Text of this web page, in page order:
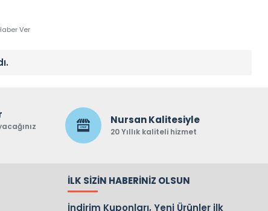
Ver
Nursan Kalitesiyle
20 Yıllık kaliteli hizmet
İLK SIZIN HABERINIZ OLSUN
İndirim Kuponları, Yeni Ürünler ilk